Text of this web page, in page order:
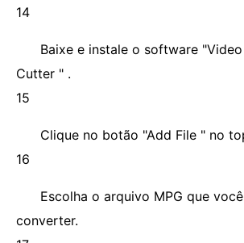
14
Baixe e instale o software
Cutter " .
15
Clique no botão "Add File " no
16
Escolha o arquivo MPG que
converter.